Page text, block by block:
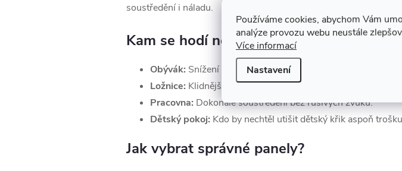
Používáme cookies, abychom Vám
analýze provozu webu neustále
Více informací
Nastavení
soustředění i náladu.
Kam se hodí nejvíc?
Obývák: Snížení ozvěny, lepší zážitek z filmů a hudby.
Ložnice: Klidnější spánek a lepší regenerace.
Pracovna: Dokonalé soustředění bez rušivých zvuků.
Dětský pokoj: Kdo by nechtěl utišit dětský křik aspoň
Jak vybrat správné panely?